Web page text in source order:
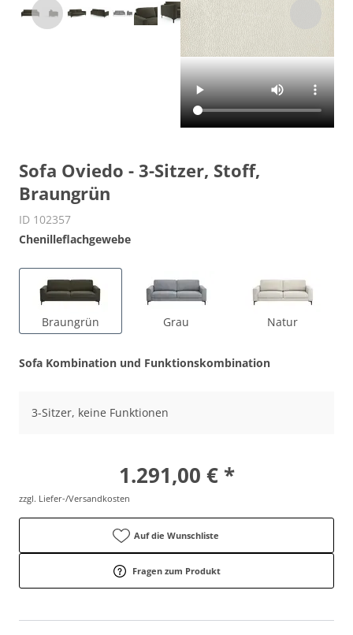
Sofa Oviedo - 3-Sitzer, Stoff,
Braungrün
ID 102357
Chenilleflachgewebe
Braungrün Grau Natur
Sofa Kombination und Funktionskombination
3-Sitzer, keine Funktionen
1.291,00 € *
zzgl. Liefer-/Versandkosten
Auf die Wunschliste
Fragen zum Produkt